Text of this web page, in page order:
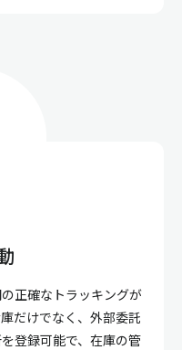
正確なトラッキングが
だけでなく、外部委託
登録可能で、在庫の管